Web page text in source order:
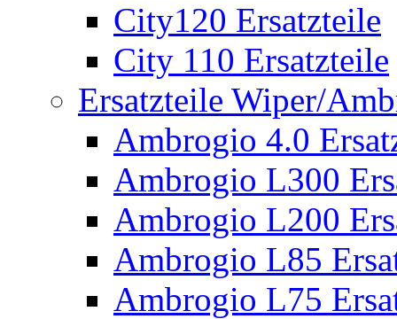
City120 Ersatzteile
City 110 Ersatzteile
Ersatzteile Wiper/
Ambrogio 4.0
Ambrogio L300
Ambrogio L200
Ambrogio L85
Ambrogio L75